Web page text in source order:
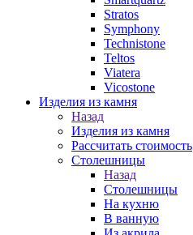
Stratos
Symphony
Technistone
Teltos
Viatera
Vicostone
Изделия из камня
Назад
Изделия из камня
Рассчитать стоимость
Столешницы
Назад
Столешницы
На кухню
В ванную